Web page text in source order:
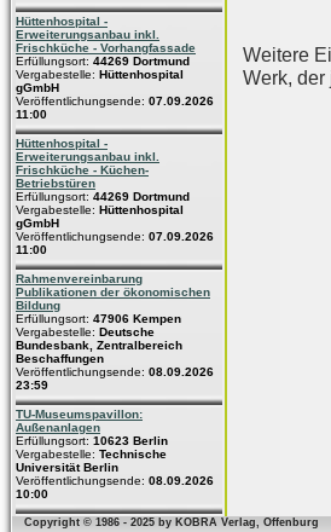
Hüttenhospital -
Erweiterungsanbau inkl.
Frischküche - Vorhangfassade
Erfüllungsort: 44269 Dortmund
Vergabestelle: Hüttenhospital
gGmbH
Veröffentlichungsende: 07.09.2026
11:00
Hüttenhospital -
Erweiterungsanbau inkl.
Frischküche - Küchen-
Betriebstüren
Erfüllungsort: 44269 Dortmund
Vergabestelle: Hüttenhospital
gGmbH
Veröffentlichungsende: 07.09.2026
11:00
Rahmenvereinbarung
Publikationen der ökonomischen
Bildung
Erfüllungsort: 47906 Kempen
Vergabestelle: Deutsche
Bundesbank, Zentralbereich
Beschaffungen
Veröffentlichungsende: 08.09.2026
23:59
TU-Museumspavillon:
Außenanlagen
Erfüllungsort: 10623 Berlin
Vergabestelle: Technische
Universität Berlin
Veröffentlichungsende: 08.09.2026
10:00
Weitere
Werk,
Copyright © 1986 - 2025 by KOBRA Verlag, Offenburg